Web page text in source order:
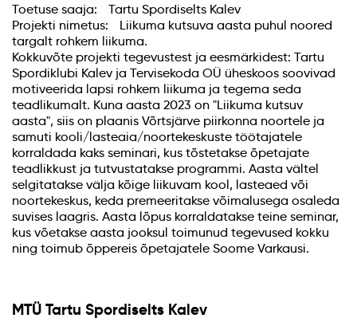
Toetuse saaja: Tartu Spordiselts Kalev
Projekti nimetus: Liikuma kutsuva aasta puhul noored
targalt rohkem liikuma.
Kokkuvõte projekti tegevustest ja eesmärkidest: Tartu
Spordiklubi Kalev ja Tervisekoda OÜ üheskoos soovivad
motiveerida lapsi rohkem liikuma ja tegema seda
teadlikumalt. Kuna aasta 2023 on "Liikuma kutsuv
aasta", siis on plaanis Võrtsjärve piirkonna noortele ja
samuti kooli/lasteaia/noortekeskuste töötajatele
korraldada kaks seminari, kus tõstetakse õpetajate
teadlikkust ja tutvustatakse programmi. Aasta vältel
selgitatakse välja kõige liikuvam kool, lasteaed või
noortekeskus, keda premeeritakse võimalusega osaleda
suvises laagris. Aasta lõpus korraldatakse teine seminar,
kus võetakse aasta jooksul toimunud tegevused kokku
ning toimub õppereis õpetajatele Soome Varkausi.
MTÜ Tartu Spordiselts Kalev